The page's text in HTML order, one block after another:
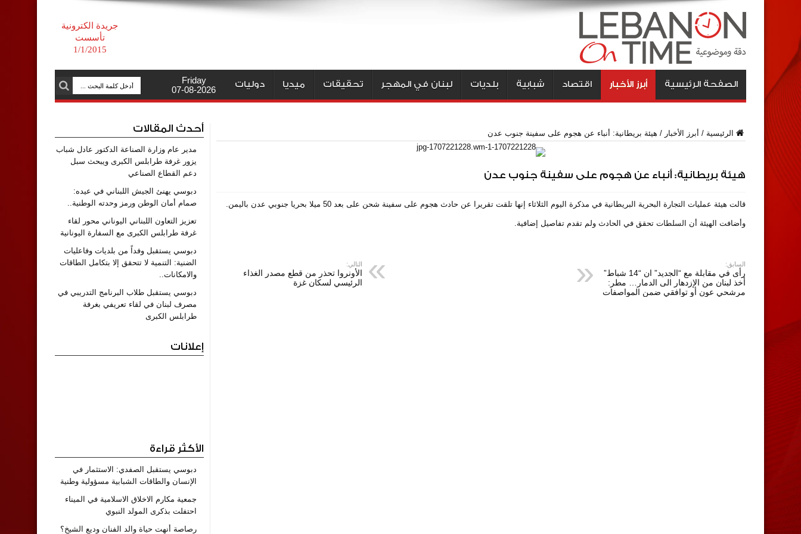
جريدة الكترونية
تأسست
1/1/2015
الصفحة الرئيسية أبرز الأخبار اقتصاد شبابية بلديات لبنان في المهجر تحقيقات ميديا دوليات
Friday
07-08-2026
الرئيسية / أبرز الأخبار / هيئة بريطانية: أنباء عن هجوم على سفينة جنوب عدن
هيئة بريطانية: أنباء عن هجوم على سفينة جنوب عدن
قالت هيئة عمليات التجارة البحرية البريطانية في مذكرة اليوم الثلاثاء إنها تلقت تقريرا عن حادث هجوم على سفينة شحن على بعد 50 ميلا بحريا جنوبي عدن باليمن.
وأضافت الهيئة أن السلطات تحقق في الحادث ولم تقدم تفاصيل إضافية.
السابق:
رأى في مقابلة مع “الجديد” ان “14 شباط”
أخذ لبنان من الإزدهار الى الدمار… مطر:
مرشحي عون أو توافقي ضمن المواصفات
التالي:
الأونروا تحذر من قطع مصدر الغذاء
الرئيسي لسكان غزة
أحدث المقالات
مدير عام وزارة الصناعة الدكتور عادل شباب
يزور غرفة طرابلس الكبرى ويبحث سبل
دعم القطاع الصناعي
دبوسي يهنئ الجيش اللبناني في عيده:
صمام أمان الوطن ورمز وحدته الوطنية..
تعزيز التعاون اللبناني اليوناني محور لقاء
غرفة طرابلس الكبرى مع السفارة اليونانية
دبوسي يستقبل وفداً من بلديات وفاعليات
الضنية: التنمية لا تتحقق إلا بتكامل الطاقات
والامكانات..
دبوسي يستقبل طلاب البرنامج التدريبي في
مصرف لبنان في لقاء تعريفي بغرفة
طرابلس الكبرى
إعلانات
الأكثر قراءة
دبوسي يستقبل الصفدي: الاستثمار في
الإنسان والطاقات الشبابية مسؤولية وطنية
جمعية مكارم الاخلاق الاسلامية في الميناء
احتفلت بذكرى المولد النبوي
رصاصة أنهت حياة والد الفنان وديع الشيخ؟